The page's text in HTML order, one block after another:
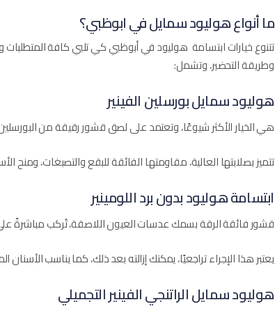
ما أنواع هوليود سمايل في ابوظبي؟
تتنوع خيارات ابتسامة هوليود في أبوظبي كي تلبي كافة المتطلبات
وطريقة التحضير، وتشمل:
هوليود سمايل بورسلين الفينير
هي الخيار الأكثر شيوعًا، وتعتمد على لصق قشور رقيقة من
تتميز بصلابتها العالية، مقاومتها الفائقة للبقع والتصبغات، ومنح
ابتسامة هوليود بدون برد اللومينير
قشور فائقة الرقة بسمك عدسات العيون اللاصقة، تُركب مباشرةً
يعتبر هذا الإجراء تراجعيًا، يمكنك إزالته بعد ذلك، كما يناسب
هوليود سمايل الراتنجي الفينير التجميلي